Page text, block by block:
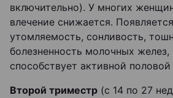
включительно). У многих
влечение снижается.
утомляемость, сонливость,
болезненность молочных желез,
способствует активной
Второй триместр (с 14 по 27